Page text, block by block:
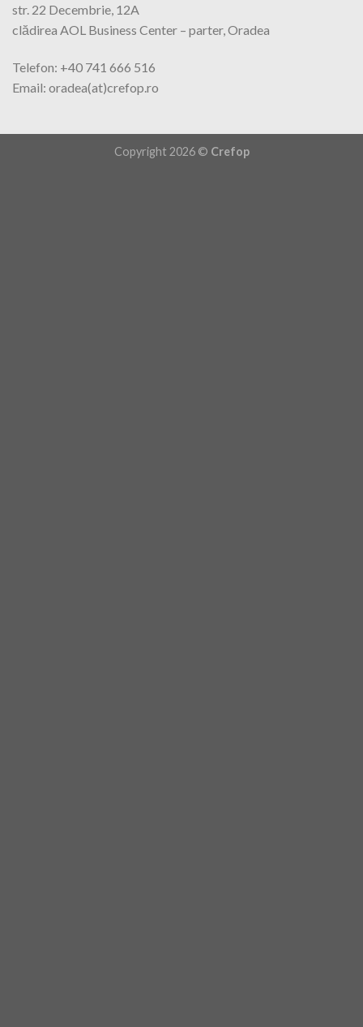
str. 22 Decembrie, 12A
clădirea AOL Business Center – parter, Oradea
Telefon: +40 741 666 516
Email: oradea(at)crefop.ro
Copyright 2026 © Crefop